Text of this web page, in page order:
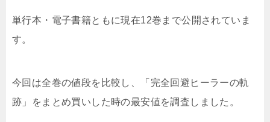
単行本・電子書籍ともに現在12巻まで公開されていま
す。
今回は全巻の値段を比較し、「完全回避ヒーラーの軌
跡」をまとめ買いした時の最安値を調査しました。